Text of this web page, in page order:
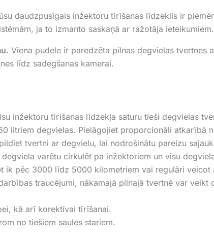
daudzpusīgais inžektoru tīrīšanas līdzeklis ir
ja to izmanto saskaņā ar ražotāja ieteikumiem.
Viena pudele ir paredzēta pilnas degvielas
līdz sadegšanas kamerai.
inžektoru tīrīšanas līdzekļa saturu tieši degvielas
litriem degvielas. Pielāgojiet proporcionāli atkarībā
tvertni ar degvielu, lai nodrošinātu pareizu
varētu cirkulēt pa inžektoriem un visu
ik pēc 3000 līdz 5000 kilometriem vai regulāri veicot
traucējumi, nākamajā pilnajā tvertnē var veikt
kā arī korektīvai tīrīšanai.
no tiešiem saules stariem.